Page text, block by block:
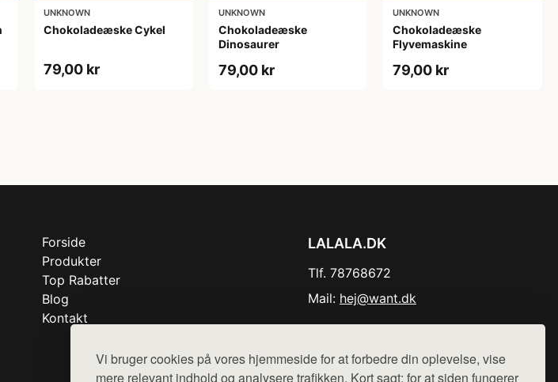
Vi bruger cookies på vores hjemmeside for at forbedre din oplevelse, vise
mere relevant indhold og analysere trafikken. Kort sagt: for at siden fungerer
UNKNOWN
Chokoladeæske Cykel
79,00 kr
UNKNOWN
Chokoladeæske
Dinosaurer
79,00 kr
UNKNOWN
Chokoladeæske
Flyvemaskine
79,00 kr
Forside
Produkter
Top Rabatter
Blog
Kontakt
LALALA.DK
Tlf. 78768672
Mail: hej@want.dk